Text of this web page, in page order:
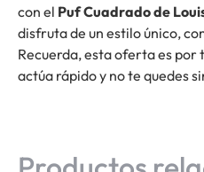
con el Puf Cuadrado de
disfruta de un estilo único,
Recuerda, esta oferta es por
actúa rápido y no te quedes